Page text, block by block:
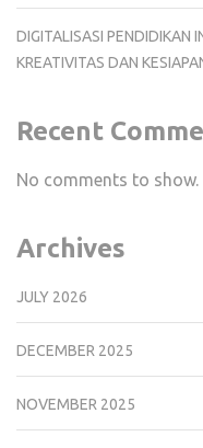
DIGITALISASI PENDIDIKAN
KREATIVITAS DAN
Recent
No comments to show.
Archives
JULY 2026
DECEMBER 2025
NOVEMBER 2025